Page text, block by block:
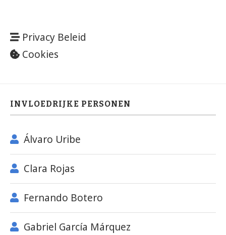
Privacy Beleid
Cookies
INVLOEDRIJKE PERSONEN
Álvaro Uribe
Clara Rojas
Fernando Botero
Gabriel García Márquez